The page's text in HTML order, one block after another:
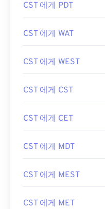
CST 에게 PDT
CST 에게 WAT
CST 에게 WEST
CST 에게 CST
CST 에게 CET
CST 에게 MDT
CST 에게 MEST
CST 에게 MET